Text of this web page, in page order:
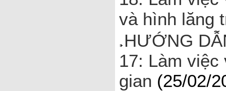
và hình lăng
HƯỚNG
17: Làm
gian (25/02/